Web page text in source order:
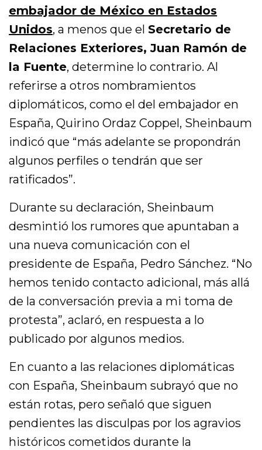
embajador de México en Estados
Unidos, a menos que elSecretario de
Relaciones Exteriores, Juan Ramón de
la Fuente, determine lo contrario. Al
referirse a otros nombramientos
diplomáticos, como el del embajador en
España, Quirino Ordaz Coppel, Sheinbaum
indicó que “más adelante se propondrán
algunos perfiles o tendrán que ser
ratificados”.
Durante su declaración, Sheinbaum
desmintió los rumores que apuntaban a
una nueva comunicación con el
presidente de España, Pedro Sánchez. “No
hemos tenido contacto adicional, más allá
de la conversación previa a mi toma de
protesta”, aclaró, en respuesta a lo
publicado por algunos medios.
En cuanto a las relaciones diplomáticas
con España, Sheinbaum subrayó que no
están rotas, pero señaló que siguen
pendientes las disculpas por los agravios
históricos cometidos durante la